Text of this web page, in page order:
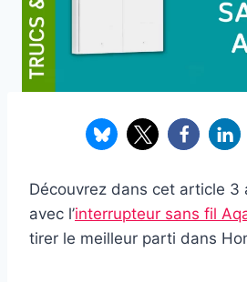
Découvrez dans cet article 3
avec l’interrupteur sans fil
tirer le meilleur parti dans